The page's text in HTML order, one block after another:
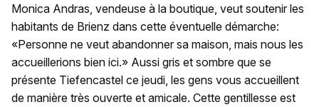
Monica Andras, vendeuse à la boutique, veut soutenir les
habitants de Brienz dans cette éventuelle démarche:
«Personne ne veut abandonner sa maison, mais nous les
accueillerions bien ici.» Aussi gris et sombre que se
présente Tiefencastel ce jeudi, les gens vous accueillent
de manière très ouverte et amicale. Cette gentillesse est